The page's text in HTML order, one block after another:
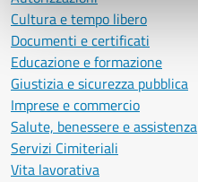
Cultura e tempo libero
Documenti e certificati
Educazione e formazione
Giustizia e sicurezza pubblica
Imprese e commercio
Salute, benessere e assistenza
Servizi Cimiteriali
Vita lavorativa